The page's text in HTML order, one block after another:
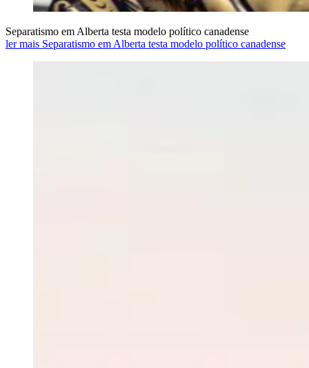
Separatismo em Alberta testa modelo político canadense
ler mais Separatismo em Alberta testa modelo político canadense